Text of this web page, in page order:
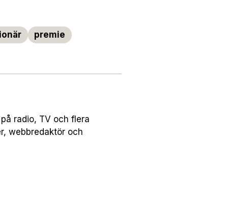
premie
radio, TV och flera
webbredaktör och